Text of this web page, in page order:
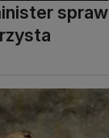
spraw